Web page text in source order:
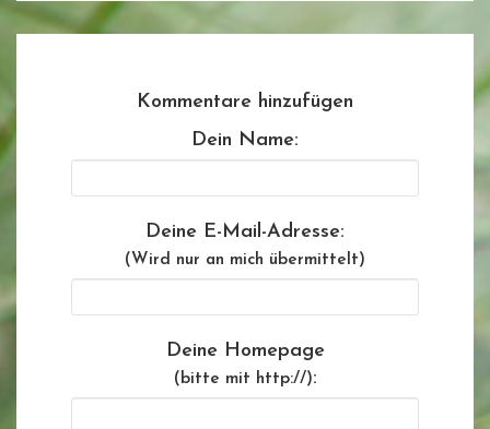
Kommentare hinzufügen
Dein Name:
Deine E-Mail-Adresse:
(Wird nur an mich übermittelt)
Deine Homepage
(bitte mit http://):